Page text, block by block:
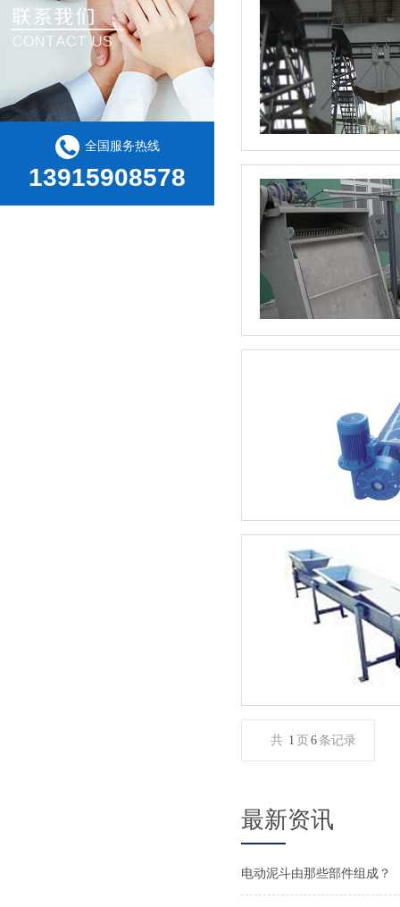
全国服务热线
13915908578
共 1 页 6 条记录
最新资讯
电动泥斗由那些部件组成？